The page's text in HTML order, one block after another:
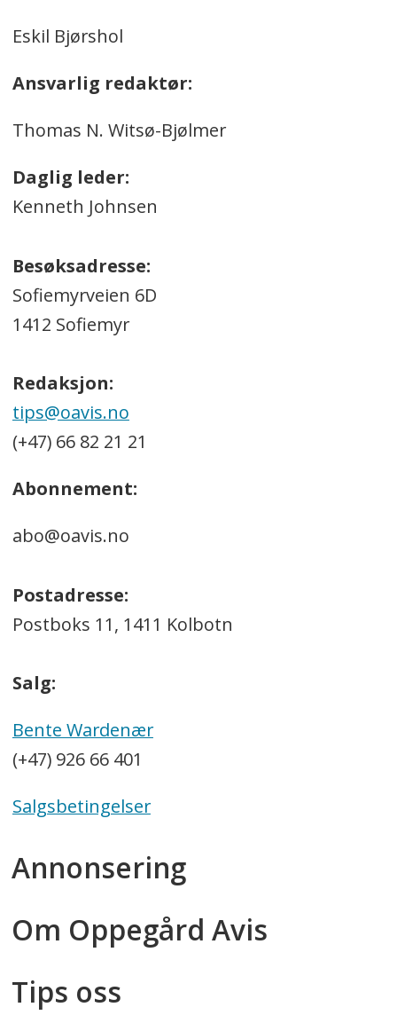
Eskil Bjørshol
Ansvarlig redaktør:
Thomas N. Witsø-Bjølmer
Daglig leder:
Kenneth Johnsen
Besøksadresse:
Sofiemyrveien 6D
1412 Sofiemyr
Redaksjon:
tips@oavis.no
(+47) 66 82 21 21
Abonnement:
abo@oavis.no
Postadresse:
Postboks 11, 1411 Kolbotn
Salg:
Bente Wardenær
(+47) 926 66 401
Salgsbetingelser
Annonsering
Om Oppegård Avis
Tips oss